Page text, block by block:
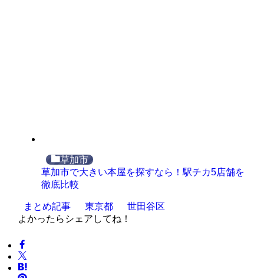
草加市
草加市で大きい本屋を探すなら！駅チカ5店舗を
徹底比較
まとめ記事 東京都
世田谷区
よかったらシェアしてね！